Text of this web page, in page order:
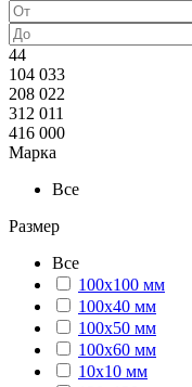
44
104 033
208 022
312 011
416 000
Марка
Все
Размер
Все
100х100 мм
100х40 мм
100х50 мм
100х60 мм
10х10 мм